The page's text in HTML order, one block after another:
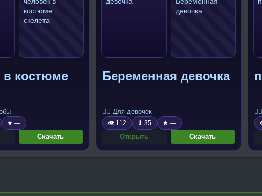
в костюме
★ —
Скачать
Беременная девочка
🧍‍♀️ Для девочек
👁 112 ⬇ 35 ★ —
Открыть Скачать